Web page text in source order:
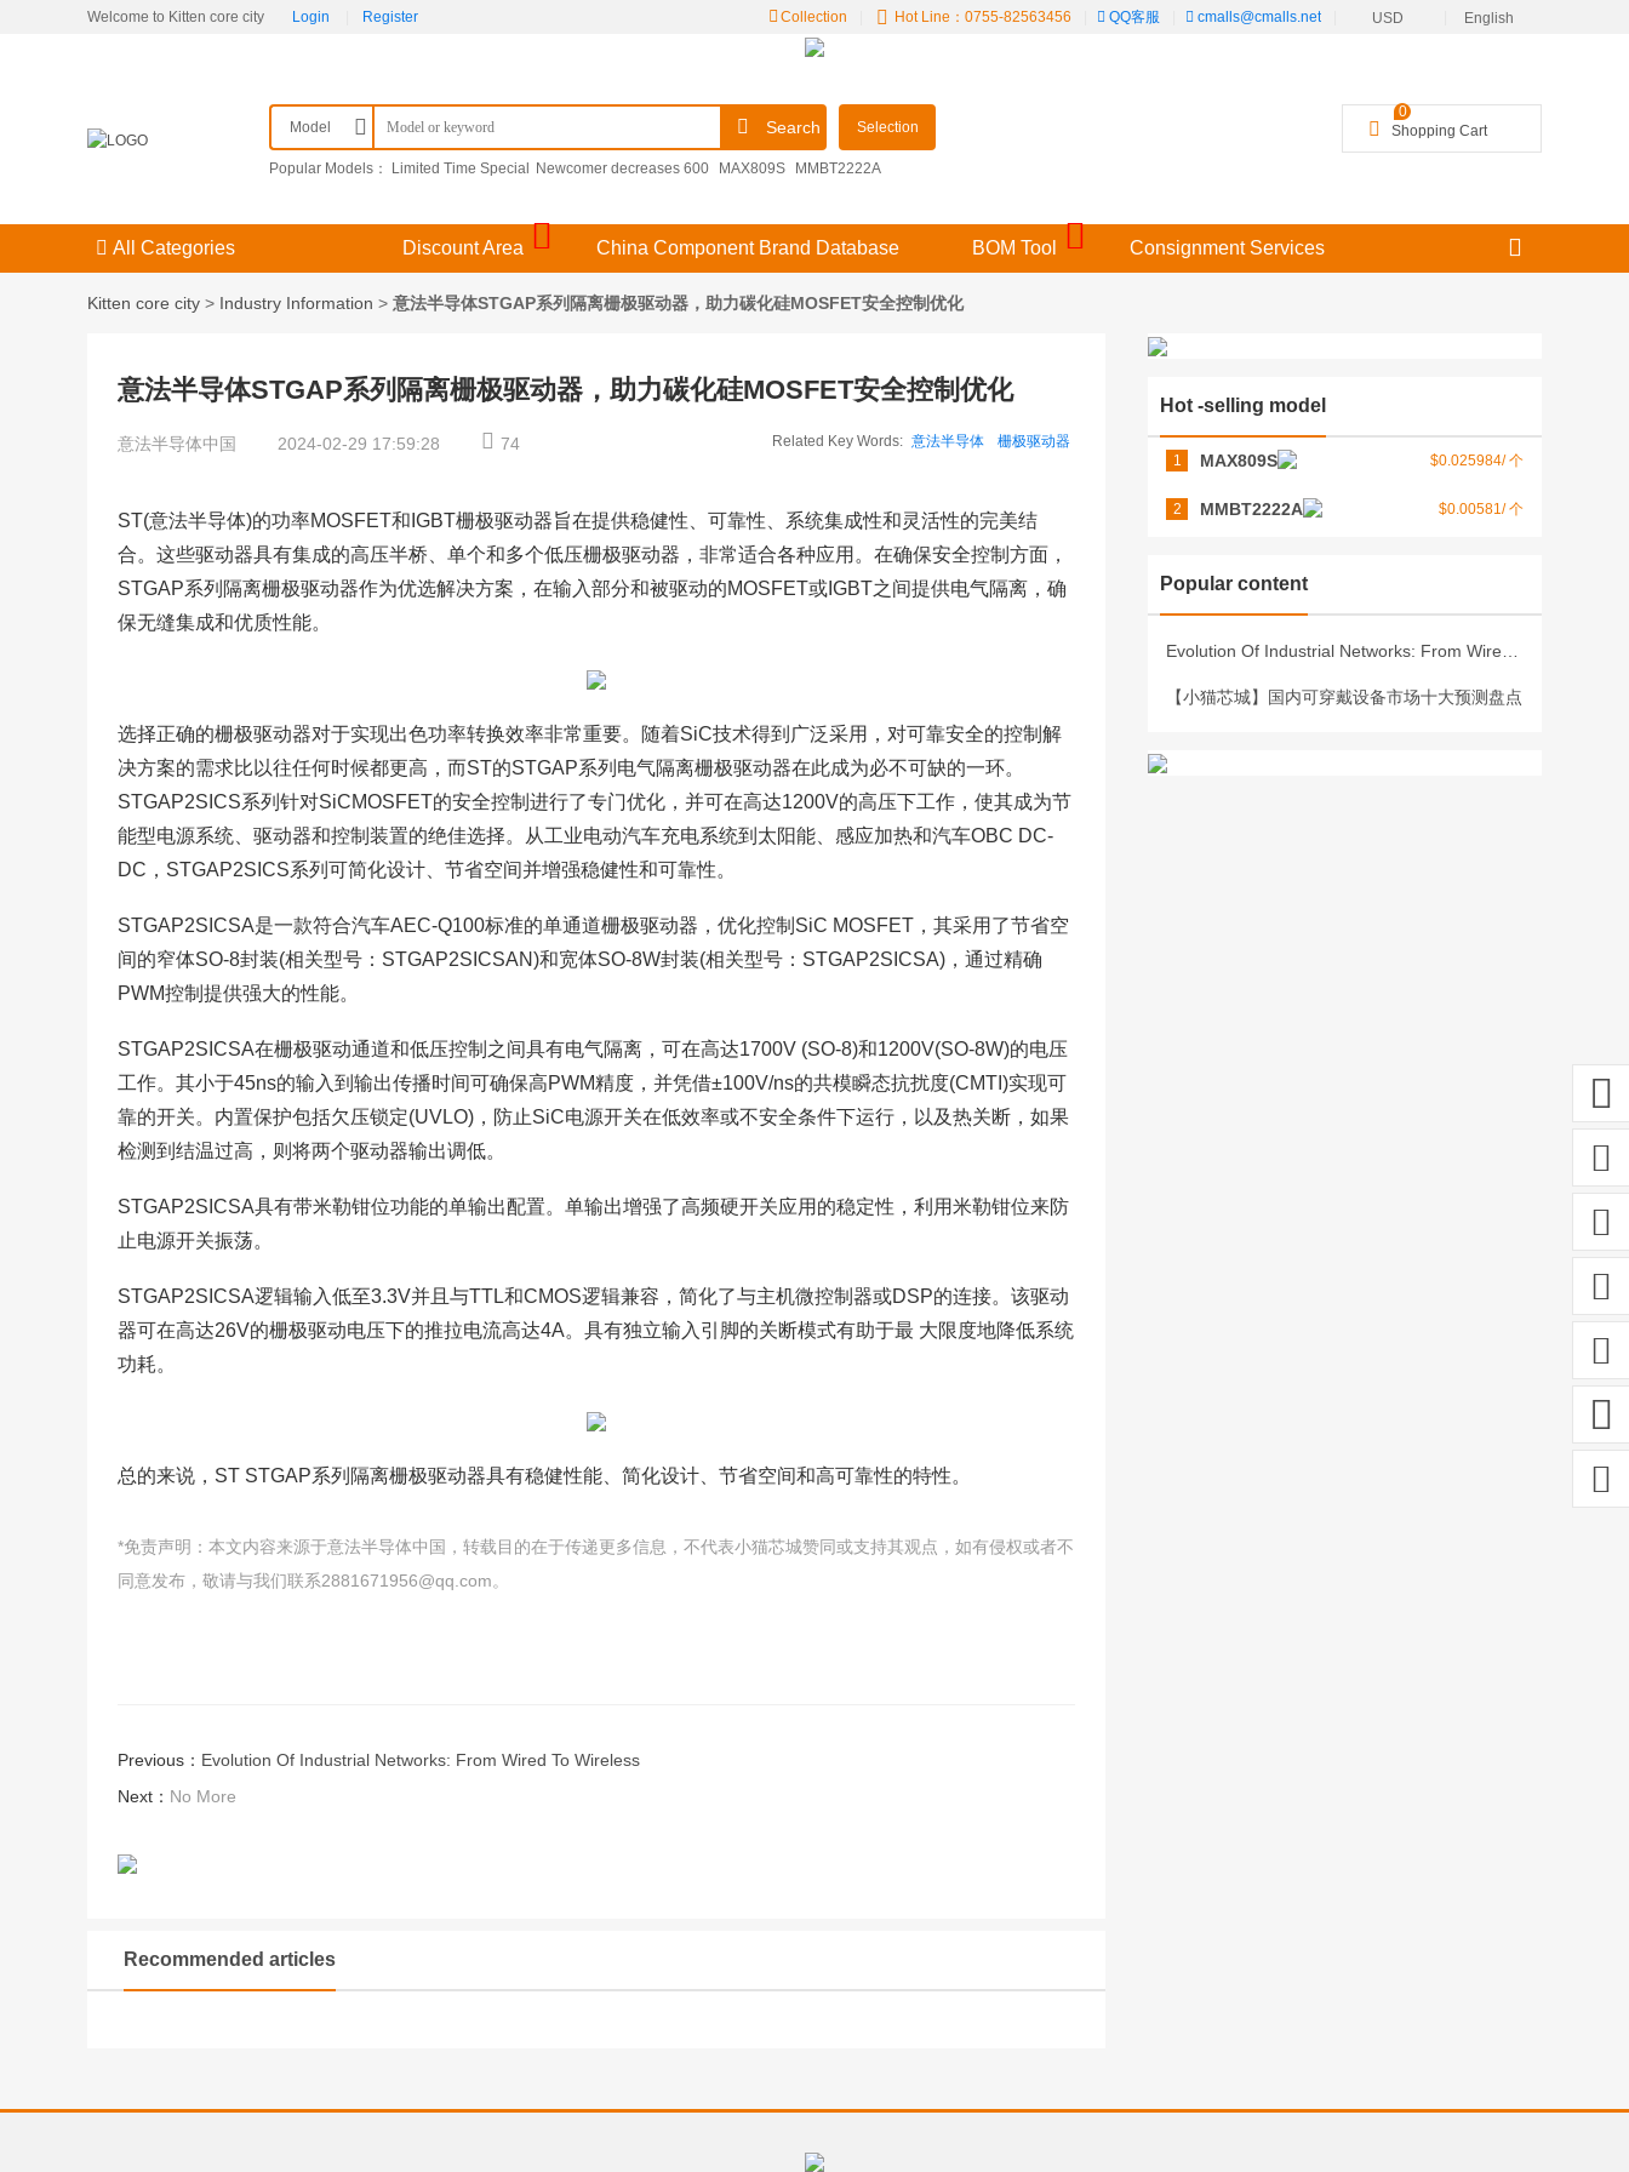
Welcome to Kitten core city Login Register USD English
Collection Hot Line：0755-82563456 QQ客服
cmalls@cmalls.net
Model Search Selection
Popular Models： Limited Time Special Newcomer decreases 600 MAX809S
MMBT2222A
V48MLA1210NH
Shopping Cart
0
All Categories Discount Area China Component Brand Database BOM Tool Consignment Services
Kitten core city > Industry Information > 意法半导体STGAP系列隔离栅极驱动器，助力碳化硅MOSFET安全控制优化
意法半导体STGAP系列隔离栅极驱动器，助力碳化硅MOSFET安全控制优化
意法半导体中国 2024-02-29 17:59:28 74 Related Key Words: 意法半导体 栅极驱动器
ST(意法半导体)的功率MOSFET和IGBT栅极驱动器旨在提供稳健性、可靠性、系统集成性和灵活性的完美结
合。这些驱动器具有集成的高压半桥、单个和多个低压栅极驱动器，非常适合各种应用。在确保安全控制方面，
STGAP系列隔离栅极驱动器作为优选解决方案，在输入部分和被驱动的MOSFET或IGBT之间提供电气隔离，确
保无缝集成和优质性能。
选择正确的栅极驱动器对于实现出色功率转换效率非常重要。随着SiC技术得到广泛采用，对可靠安全的控制解
决方案的需求比以往任何时候都更高，而ST的STGAP系列电气隔离栅极驱动器在此成为必不可缺的一环。
STGAP2SICS系列针对SiCMOSFET的安全控制进行了专门优化，并可在高达1200V的高压下工作，使其成为节
能型电源系统、驱动器和控制装置的绝佳选择。从工业电动汽车充电系统到太阳能、感应加热和汽车OBC DC-
DC，STGAP2SICS系列可简化设计、节省空间并增强稳健性和可靠性。
STGAP2SICSA是一款符合汽车AEC-Q100标准的单通道栅极驱动器，优化控制SiC MOSFET，其采用了节省空
间的窄体SO-8封装(相关型号：STGAP2SICSAN)和宽体SO-8W封装(相关型号：STGAP2SICSA)，通过精确
PWM控制提供强大的性能。
STGAP2SICSA在栅极驱动通道和低压控制之间具有电气隔离，可在高达1700V (SO-8)和1200V(SO-8W)的电压
工作。其小于45ns的输入到输出传播时间可确保高PWM精度，并凭借±100V/ns的共模瞬态抗扰度(CMTI)实现可
靠的开关。内置保护包括欠压锁定(UVLO)，防止SiC电源开关在低效率或不安全条件下运行，以及热关断，如果
检测到结温过高，则将两个驱动器输出调低。
STGAP2SICSA具有带米勒钳位功能的单输出配置。单输出增强了高频硬开关应用的稳定性，利用米勒钳位来防
止电源开关振荡。
STGAP2SICSA逻辑输入低至3.3V并且与TTL和CMOS逻辑兼容，简化了与主机微控制器或DSP的连接。该驱动
器可在高达26V的栅极驱动电压下的推拉电流高达4A。具有独立输入引脚的关断模式有助于最 大限度地降低系统
功耗。
总的来说，ST STGAP系列隔离栅极驱动器具有稳健性能、简化设计、节省空间和高可靠性的特性。
*免责声明：本文内容来源于意法半导体中国，转载目的在于传递更多信息，不代表小猫芯城赞同或支持其观点，如有侵权或者不
同意发布，敬请与我们联系2881671956@qq.com。
Previous： Evolution Of Industrial Networks: From Wired To Wireless
Next： No More
Recommended articles
Hot -selling model
1 MAX809S $0.025984/ 个
2 MMBT2222A $0.00581/ 个
Popular content
【小猫芯城】国内可穿戴设备市场十大预测盘点